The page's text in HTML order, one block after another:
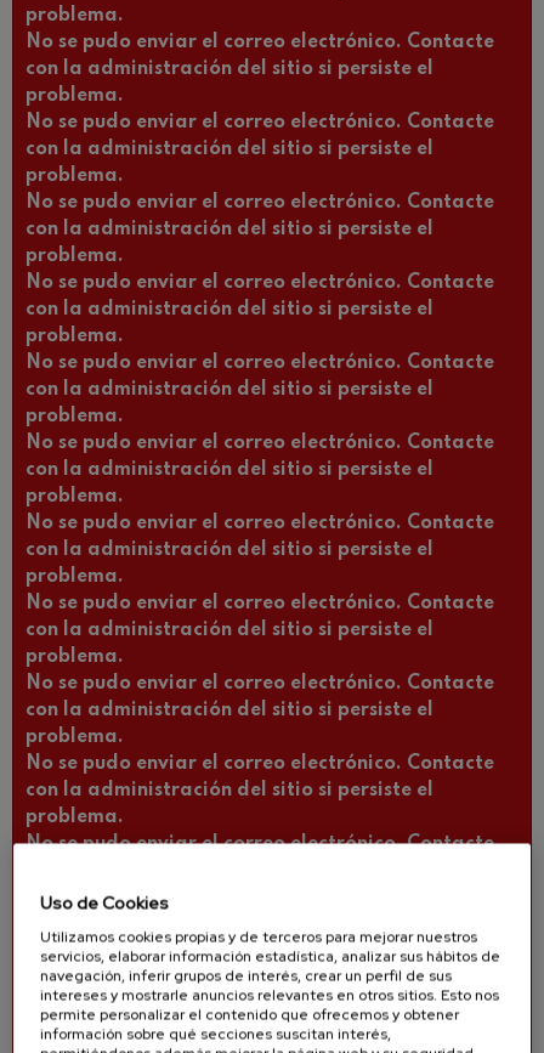
problema.
No se pudo enviar el correo electrónico. Contacte
con la administración del sitio si persiste el
problema.
No se pudo enviar el correo electrónico. Contacte
con la administración del sitio si persiste el
problema.
No se pudo enviar el correo electrónico. Contacte
con la administración del sitio si persiste el
problema.
No se pudo enviar el correo electrónico. Contacte
con la administración del sitio si persiste el
problema.
No se pudo enviar el correo electrónico. Contacte
con la administración del sitio si persiste el
problema.
No se pudo enviar el correo electrónico. Contacte
con la administración del sitio si persiste el
problema.
No se pudo enviar el correo electrónico. Contacte
con la administración del sitio si persiste el
problema.
No se pudo enviar el correo electrónico. Contacte
con la administración del sitio si persiste el
problema.
No se pudo enviar el correo electrónico. Contacte
con la administración del sitio si persiste el
problema.
No se pudo enviar el correo electrónico. Contacte
con la administración del sitio si persiste el
problema.
No se pudo enviar el correo electrónico. Contacte
problema.
con la administración del sitio si persiste el
problema.
No se pudo enviar el correo electrónico. Contacte
con la administración del sitio si persiste el
Uso de Cookies
Utilizamos cookies propias y de terceros para mejorar nuestros
servicios, elaborar información estadística, analizar sus hábitos de
navegación, inferir grupos de interés, crear un perfil de sus
intereses y mostrarle anuncios relevantes en otros sitios. Esto nos
permite personalizar el contenido que ofrecemos y obtener
información sobre qué secciones suscitan interés,